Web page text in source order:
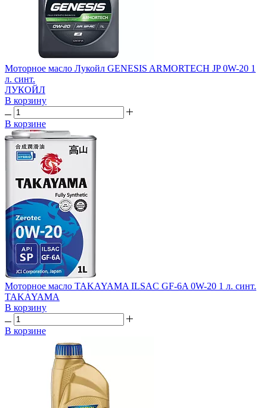
Моторное масло Лукойл GENESIS ARMORTECH JP 0W-20 1
л. синт.
ЛУКОЙЛ
В корзину
В корзине
Моторное масло TAKAYAMA ILSAC GF-6A 0W-20 1 л. синт.
TAKAYAMA
В корзину
В корзине